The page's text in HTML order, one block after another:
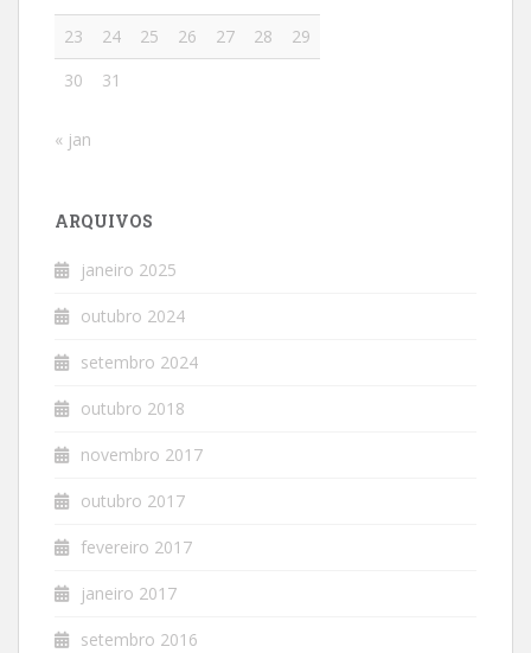
23
24 25 26 27 28
29
30
31
« jan
ARQUIVOS
janeiro 2025
outubro 2024
setembro 2024
outubro 2018
novembro 2017
outubro 2017
fevereiro 2017
janeiro 2017
setembro 2016